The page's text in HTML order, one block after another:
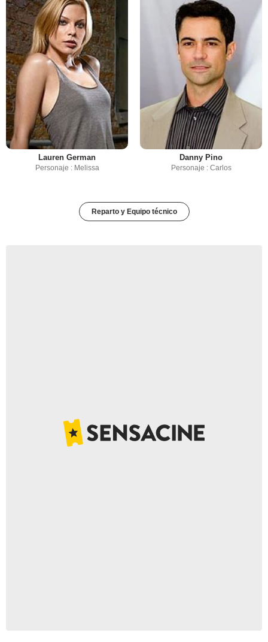
Lauren German
Personaje : Melissa
Danny Pino
Personaje : Carlos
Reparto y Equipo técnico